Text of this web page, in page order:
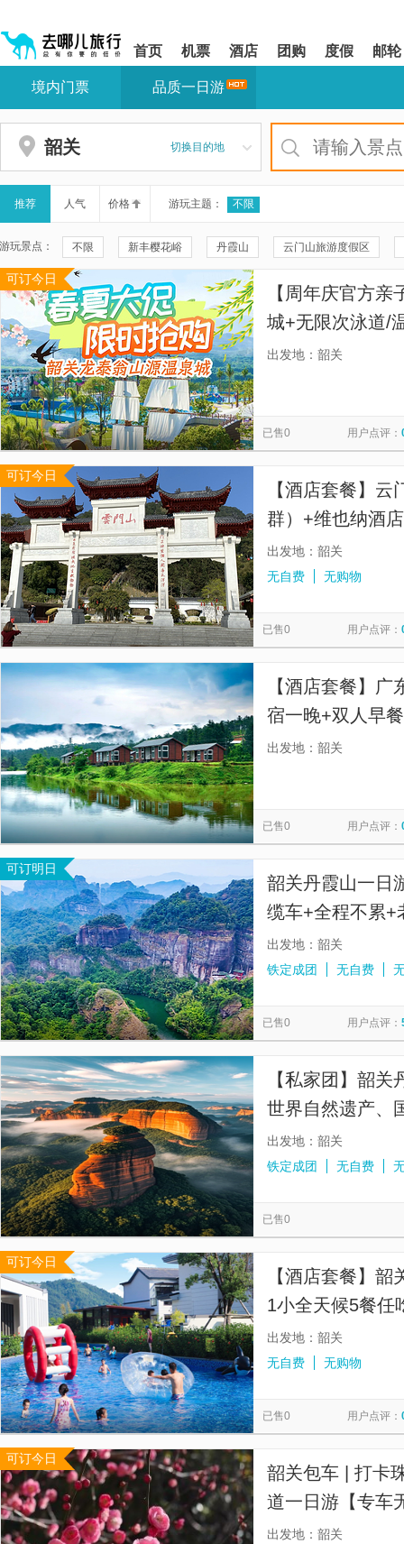
shift+enter
网
导
盲
导
模
式
您
站
区,
本
有
6
个
模
块,
按
下
Tab
键
浏
览
信
息
首页 机票 酒店 团购 度假 邮轮
您
站
区
境内门票 品质一日游
韶关 切换目的地
推荐 人气 价格 游玩主题： 不限
游玩景点： 不限 新丰樱花峪 丹霞山 云门山旅游度假区
新丰县天后宫 新丰县文化馆
广东大峡谷 仙门奇峡 丽宫云瑶谷温泉 梅关古道
新丰县文博中心 阳元石景区
丹霞山旅游风景区-阴元石 阳元山
经律论文化旅游小镇 韶关龙泰翁山源温泉城
茂名本地玩乐 广州本地玩乐 云浮本地玩乐 香港
清远本地玩乐
韶关本地玩乐
可订今日
【周年庆官方
城+无限次泳道/
池+萌宠乐园+营
出发地：韶关
已售0 用户点评：
可订今日
【酒店套餐】
群）+维也纳酒
晚
出发地：韶关
无自费
无购物
已售0 用户点评：
【酒店套餐】
宿一晚+双人早
出发地：韶关
已售0 用户点评：
可订明日
韶关丹霞山一日
缆车+全程不累+
游玩+韶关接送
出发地：韶关
铁定成团
无自费
已售0 用户点评：
【私家团】韶
世界自然遗产、
园，韶关出发上
出发地：韶关
铁定成团
无自费
已售0
可订今日
【酒店套餐】
1小全天候5餐任
长泳道+泳池+彩
出发地：韶关
无自费
无购物
已售0 用户点评：
可订今日
韶关包车 | 打卡
道一日游【专车
源头与梅关古道
出发地：韶关